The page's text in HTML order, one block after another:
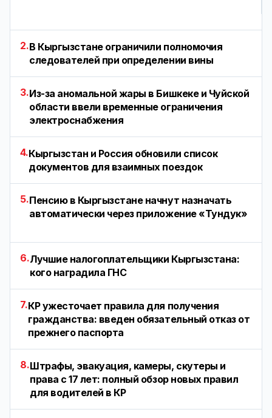
2.В Кыргызстане ограничили полномочия
следователей при определении вины
3.Из-за аномальной жары в Бишкеке и Чуйской
области ввели временные ограничения
электроснабжения
4.Кыргызстан и Россия обновили список
документов для взаимных поездок
5.Пенсию в Кыргызстане начнут назначать
автоматически через приложение «Тундук»
6.Лучшие налогоплательщики Кыргызстана:
кого наградила ГНС
7.КР ужесточает правила для получения
гражданства: введен обязательный отказ от
прежнего паспорта
8.Штрафы, эвакуация, камеры, скутеры и
права с 17 лет: полный обзор новых правил
для водителей в КР